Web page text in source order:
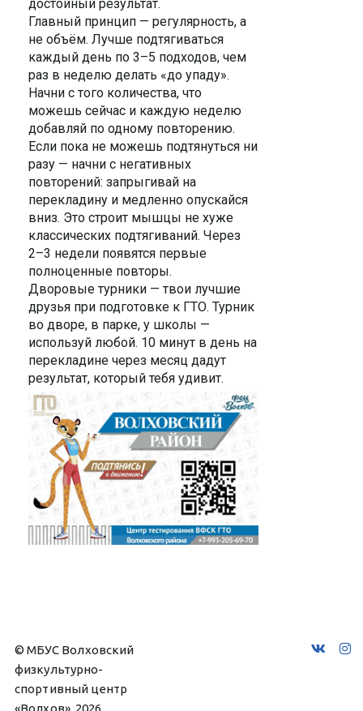
достойный результат.
Главный принцип — регулярность, а
не объём. Лучше подтягиваться
каждый день по 3–5 подходов, чем
раз в неделю делать «до упаду».
Начни с того количества, что
можешь сейчас и каждую неделю
добавляй по одному повторению.
Если пока не можешь подтянуться ни
разу — начни с негативных
повторений: запрыгивай на
перекладину и медленно опускайся
вниз. Это строит мышцы не хуже
классических подтягиваний. Через
2–3 недели появятся первые
полноценные повторы.
Дворовые турники — твои лучшие
друзья при подготовке к ГТО. Турник
во дворе, в парке, у школы —
используй любой. 10 минут в день на
перекладине через месяц дадут
результат, который тебя удивит.
© МБУС Волховский
физкультурно-
спортивный центр
«Волхов», 2026